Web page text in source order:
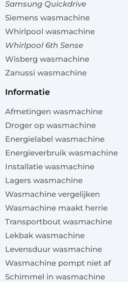
Samsung Quickdrive
Siemens wasmachine
Whirlpool wasmachine
Whirlpool 6th Sense
Wisberg wasmachine
Zanussi wasmachine
informatie
Afmetingen wasmachine
Droger op wasmachine
Energielabel wasmachine
Energieverbruik wasmachine
Installatie wasmachine
Lagers wasmachine
Wasmachine vergelijken
Wasmachine maakt herrie
Transportbout wasmachine
Lekbak wasmachine
Levensduur wasmachine
Wasmachine pompt niet af
Schimmel in wasmachine